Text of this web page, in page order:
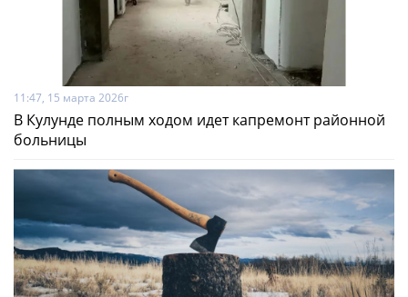
11:47, 15 марта 2026г
В Кулунде полным ходом идет капремонт районной
больницы